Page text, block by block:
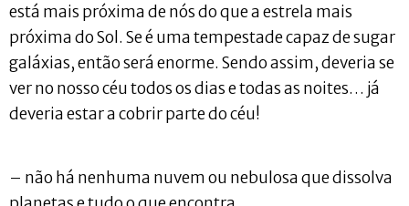
está mais próxima de nós do que a estrela mais
próxima do Sol. Se é uma tempestade capaz de sugar
galáxias, então será enorme. Sendo assim, deveria se
ver no nosso céu todos os dias e todas as noites… já
deveria estar a cobrir parte do céu!
– não há nenhuma nuvem ou nebulosa que dissolva